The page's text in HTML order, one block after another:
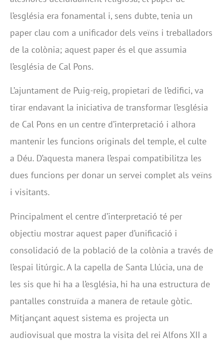
l’església era fonamental i, sens dubte, tenia un
paper clau com a unificador dels veïns i treballadors
de la colònia; aquest paper és el que assumia
l’església de Cal Pons.
L’ajuntament de Puig-reig, propietari de l’edifici, va
tirar endavant la iniciativa de transformar l’església
de Cal Pons en un centre d’interpretació i alhora
mantenir les funcions originals del temple, el culte
a Déu. D’aquesta manera l’espai compatibilitza les
dues funcions per donar un servei complet als veïns
i visitants.
Principalment el centre d’interpretació té per
objectiu mostrar aquest paper d’unificació i
consolidació de la població de la colònia a través de
l’espai litúrgic. A la capella de Santa Llúcia, una de
les sis que hi ha a l’església, hi ha una estructura de
pantalles construïda a manera de retaule gòtic.
Mitjançant aquest sistema es projecta un
audiovisual que mostra la visita del rei Alfons XII a